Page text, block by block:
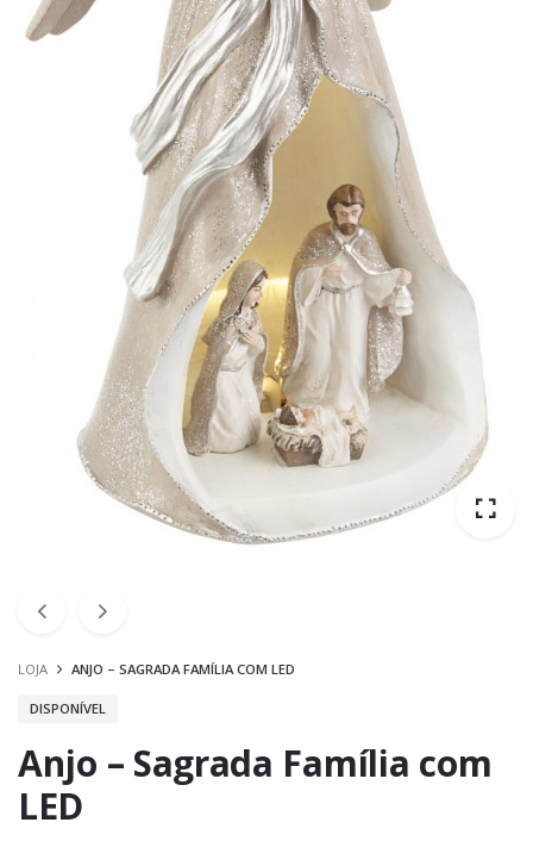
LOJA ANJO – SAGRADA FAMÍLIA COM LED
DISPONÍVEL
Anjo – Sagrada Família com
LED